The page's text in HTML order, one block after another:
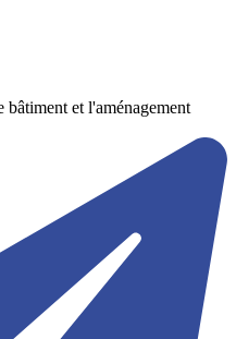
bâtiment et l'aménagement